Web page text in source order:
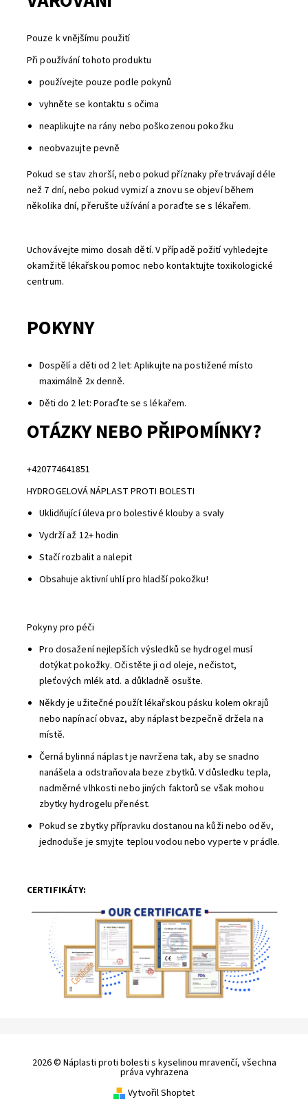
Pouze k vnějšímu použití
Při používání tohoto produktu
používejte pouze podle pokynů
vyhněte se kontaktu s očima
neaplikujte na rány nebo poškozenou pokožku
neobvazujte pevně
Pokud se stav zhorší, nebo pokud příznaky přetrvávají déle
než 7 dní, nebo pokud vymizí a znovu se objeví během
několika dní,přerušte užívání a poraďte se s lékařem.
Uchovávejte mimo dosah dětí. V případě požití vyhledejte
okamžitě lékařskou pomoc nebo kontaktujte toxikologické
centrum.
POKYNY
Dospělí a děti od 2 let: Aplikujte na postižené místo
maximálně 2x denně.
Děti do 2 let: Poraďte se s lékařem.
OTÁZKY NEBO PŘIPOMÍNKY?
+420774641851
HYDROGELOVÁ NÁPLAST PROTI BOLESTI
Uklidňující úleva pro bolestivé klouby a svaly
Vydrží až 12+ hodin
Stačí rozbalit a nalepit
Obsahuje aktivní uhlí pro hladší pokožku!
Pokyny pro péči
Pro dosažení nejlepších výsledků se hydrogel musí
dotýkat pokožky. Očistěte ji od oleje, nečistot,
pleťových mlék atd. a důkladně osušte.
Někdy je užitečné použít lékařskou pásku kolem okrajů
nebo napínací obvaz, aby náplast bezpečně držela na
místě.
Černá bylinná náplast je navržena tak, aby se snadno
nanášela a odstraňovala beze zbytků. V důsledku tepla,
nadměrné vlhkosti nebo jiných faktorů se však mohou
zbytky hydrogelu přenést.
Pokud se zbytky přípravku dostanou na kůži nebo oděv,
jednoduše je smyjte teplou vodou nebo vyperte v prádle.
CERTIFIKÁTY:
2026 © Náplasti proti bolesti s kyselinou mravenčí, všechna
práva vyhrazena
Vytvořil Shoptet